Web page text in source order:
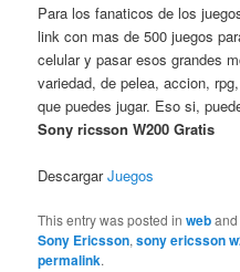
Para los fanaticos de los
link con mas de 500 juegos
celular y pasar esos grandes
variedad, de pelea, accion,
que puedes jugar. Eso si,
Sony ricsson W200 Gratis
DescargarJuegos
This entry was posted inweb
Sony Ericsson,sony ericsson
permalink.